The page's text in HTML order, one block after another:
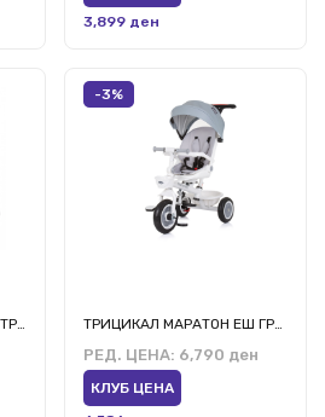
3,899 ден
БЕБЕШКА КОЛИЧКА АУРА ТРАНСФОРМ КАПИНА
-3%
ТРИЦИКАЛ МАРАТОН ЕШ ГРЕЈ
РЕД. ЦЕНА: 6,790 ден
КЛУБ ЦЕНА